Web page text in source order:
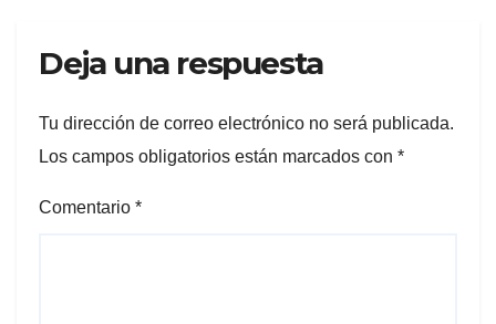
Deja una respuesta
Tu dirección de correo electrónico no será publicada.
Los campos obligatorios están marcados con *
Comentario *